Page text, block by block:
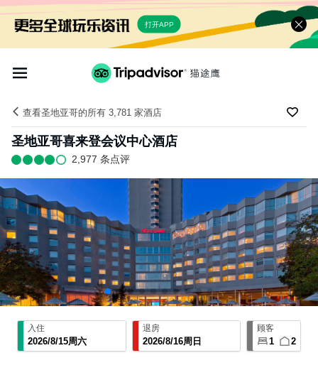
打开APP
查看圣地亚哥的所有 3,781 家酒店
圣地亚哥喜来登会议中心酒店
2,977 条点评
入住
2026/8/15周六
退房
2026/8/16周日
顾客
1 2